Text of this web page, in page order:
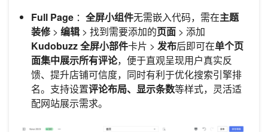
Full Page ： 全屏小组件无需嵌入代码，需在主题
装修> 编辑 > 找到需要添加的页面 > 添加
Kudobuzz 全屏小部件卡片 > 发布后即可在单个页
面集中展示所有评论，便于直观呈现用户真实反
馈、提升店铺可信度，同时有利于优化搜索引擎排
名。支持设置评论布局、显示条数等样式，灵活适
配网站展示需求。